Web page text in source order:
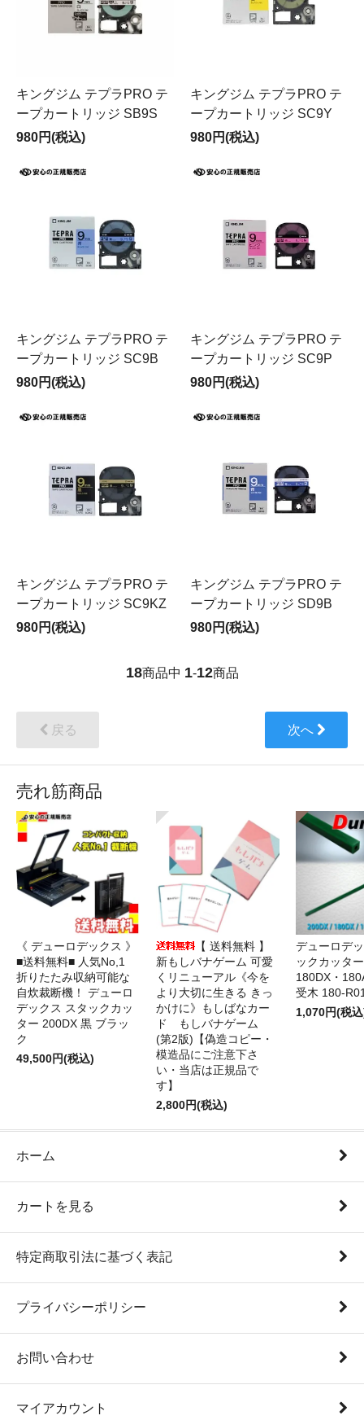
キングジム テプラPRO テ
ープカートリッジ SB9S
980円(税込)
キングジム テプラPRO テ
ープカートリッジ SC9Y
980円(税込)
キングジム テプラPRO テ
ープカートリッジ SC9B
980円(税込)
キングジム テプラPRO テ
ープカートリッジ SC9P
980円(税込)
キングジム テプラPRO テ
ープカートリッジ SC9KZ
980円(税込)
キングジム テプラPRO テ
ープカートリッジ SD9B
980円(税込)
18商品中 1-12商品
戻る 次へ
売れ筋商品
《 デューロデックス 》
■送料無料■ 人気No,1
折りたたみ収納可能な
自炊裁断機！ デューロ
デックス スタックカッ
ター 200DX 黒 ブラッ
ク
49,500円(税込)
【 送料無料 】
新もしバナゲーム 可愛
くリニューアル《今を
より大切に生きる きっ
かけに》もしばなカー
ド もしバナゲーム
(第2版)【偽造コピー・
模造品にご注意下さ
い・当店は正規品で
す】
2,800円(税込)
デューロデ
ックカッタ
180DX・
受木 180-
1,070円(税
ホーム
カートを見る
特定商取引法に基づく表記
プライバシーポリシー
お問い合わせ
マイアカウント